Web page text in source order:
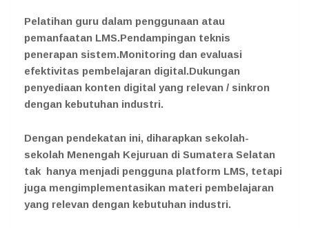
Pelatihan guru dalam penggunaan atau
pemanfaatan LMS.Pendampingan teknis
penerapan sistem.Monitoring dan evaluasi
efektivitas pembelajaran digital.Dukungan
penyediaan konten digital yang relevan / sinkron
dengan kebutuhan industri.
Dengan pendekatan ini, diharapkan sekolah-
sekolah Menengah Kejuruan di Sumatera Selatan
tak hanya menjadi pengguna platform LMS, tetapi
juga mengimplementasikan materi pembelajaran
yang relevan dengan kebutuhan industri.